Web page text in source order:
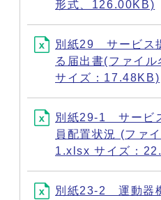
形式、126.00KB)
別紙29 サービス
る届出書(ファイ
サイズ：17.48KB)
別紙29-1 サービ
員配置状況 (ファ
1.xlsx サイズ：
別紙23-2 運動器